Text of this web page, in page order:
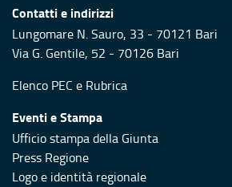
Contatti e indirizzi
Lungomare N. Sauro, 33 - 70121 Bari
Via G. Gentile, 52 - 70126 Bari
Elenco PEC e Rubrica
Eventi e Stampa
Ufficio stampa della Giunta
Press Regione
Logo e identità regionale